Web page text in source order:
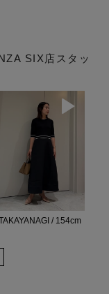
SIX店スタッ
/ 154cm